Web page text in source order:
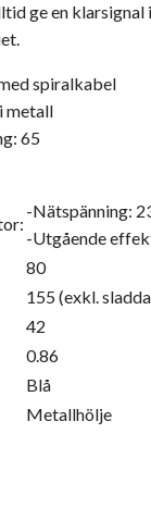
ge en klarsignal
spiralkabel
metall
65
-Nätspänning:
-Utgående
80
155 (exkl.
42
0.86
Blå
Metallhölje